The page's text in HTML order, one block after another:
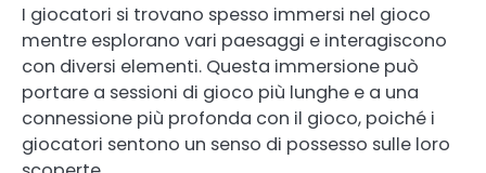
I giocatori si trovano spesso immersi nel gioco
mentre esplorano vari paesaggi e interagiscono
con diversi elementi. Questa immersione può
portare a sessioni di gioco più lunghe e a una
connessione più profonda con il gioco, poiché i
giocatori sentono un senso di possesso sulle loro